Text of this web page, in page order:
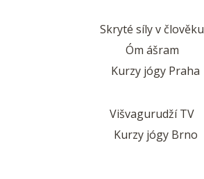
Skryté síly v člověku
Óm ášram
Kurzy jógy Praha
Višvagurudží TV
Kurzy jógy Brno